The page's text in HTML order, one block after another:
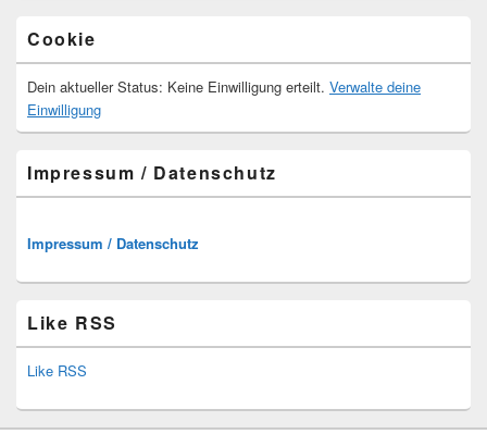
Cookie
Dein aktueller Status: Keine Einwilligung erteilt. Verwalte deine
Einwilligung
Impressum / Datenschutz
Impressum / Datenschutz
Like RSS
Like RSS